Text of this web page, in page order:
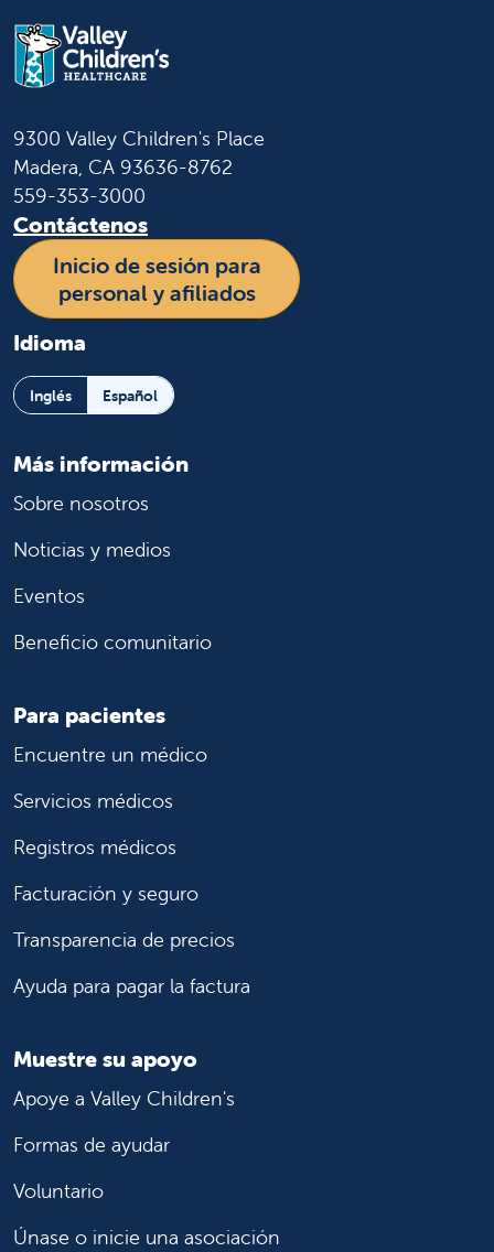
9300 Valley Children's Place
Madera, CA 93636-8762
559-353-3000
Contáctenos
Inicio de sesión para
personal y afiliados
Idioma
Inglés Español
Más información
Sobre nosotros
Noticias y medios
Eventos
Beneficio comunitario
Para pacientes
Encuentre un médico
Servicios médicos
Registros médicos
Facturación y seguro
Transparencia de precios
Ayuda para pagar la factura
Muestre su apoyo
Apoye a Valley Children's
Formas de ayudar
Voluntario
Únase o inicie una asociación